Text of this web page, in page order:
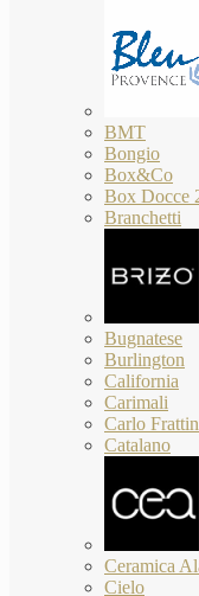
BMT
Bongio
Box&Co
Box Docce
Branchetti
Bugnatese
Burlington
California
Carimali
Carlo
Catalano
Ceramica
Cielo